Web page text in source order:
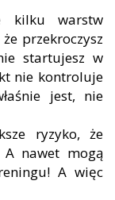
kilku warstw
przekroczysz
startujesz w
nie kontroluje
jest, nie
ryzyko, że
A nawet mogą
A więc